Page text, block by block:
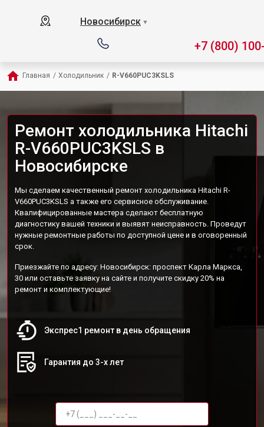
Новосибирск ▼
+7 (800)
Главная / Холодильник / R-V660PUC3KSLS
Ремонт холодильника Hitachi
R-V660PUC3KSLS в
Новосибирске
Мы сделаем качественный ремонт холодильника Hitachi R-
V660PUC3KSLS а также его сервисное обслуживание.
Квалифицированные мастера сделают бесплатную
диагностику вашей техники и выявят неисправность. Проведут
нужные ремонтные работы по доступной цене и в оговоренный
срок.
Приезжайте по адресу: Новосибирск: проспект Карла Маркса,
30 или оставьте заявку на сайте и получите скидку 20% на
ремонт и комплектующие!
Экспрес1 ремонт в день обращения
Гарантия до 3-х лет